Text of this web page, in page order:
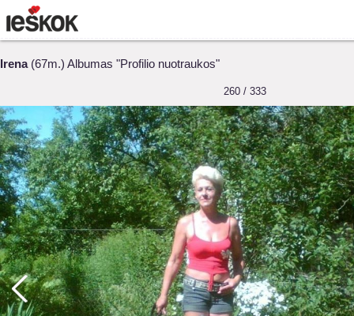
Irena(67m.) Albumas "Profilio nuotraukos"
260 / 333